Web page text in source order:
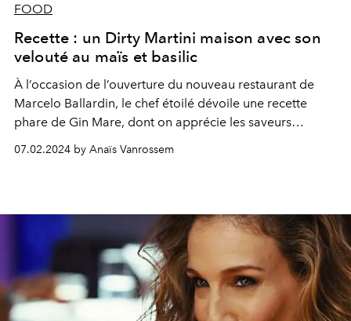
FOOD
Recette : un Dirty Martini maison avec son
velouté au maïs et basilic
À l’occasion de l’ouverture du nouveau restaurant de
Marcelo Ballardin, le chef étoilé dévoile une recette
phare de Gin Mare, dont on apprécie les saveurs
07.02.2024 by Anaïs Vanrossem